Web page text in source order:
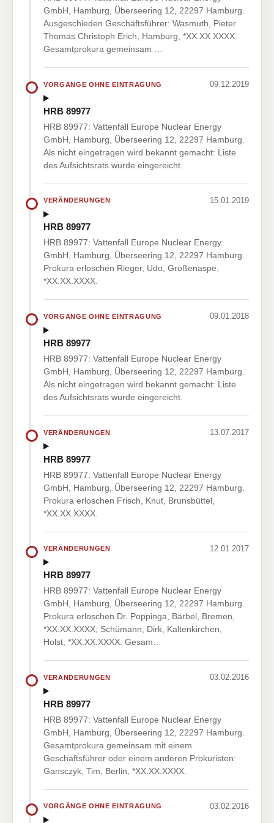
GmbH, Hamburg, Überseering 12, 22297 Hamburg.
Ausgeschieden Geschäftsführer: Wasmuth, Pieter
Thomas Christoph Erich, Hamburg, *XX.XX.XXXX.
Gesamtprokura gemeinsam …
VORGÄNGE OHNE EINTRAGUNG 09.12.2019
HRB 89977
HRB 89977: Vattenfall Europe Nuclear Energy
GmbH, Hamburg, Überseering 12, 22297 Hamburg.
Als nicht eingetragen wird bekannt gemacht: Liste
des Aufsichtsrats wurde eingereicht.
VERÄNDERUNGEN 15.01.2019
HRB 89977
HRB 89977: Vattenfall Europe Nuclear Energy
GmbH, Hamburg, Überseering 12, 22297 Hamburg.
Prokura erloschen Rieger, Udo, Großenaspe,
*XX.XX.XXXX.
VORGÄNGE OHNE EINTRAGUNG 09.01.2018
HRB 89977
HRB 89977: Vattenfall Europe Nuclear Energy
GmbH, Hamburg, Überseering 12, 22297 Hamburg.
Als nicht eingetragen wird bekannt gemacht: Liste
des Aufsichtsrats wurde eingereicht.
VERÄNDERUNGEN 13.07.2017
HRB 89977
HRB 89977: Vattenfall Europe Nuclear Energy
GmbH, Hamburg, Überseering 12, 22297 Hamburg.
Prokura erloschen Frisch, Knut, Brunsbüttel,
*XX.XX.XXXX.
VERÄNDERUNGEN 12.01.2017
HRB 89977
HRB 89977: Vattenfall Europe Nuclear Energy
GmbH, Hamburg, Überseering 12, 22297 Hamburg.
Prokura erloschen Dr. Poppinga, Bärbel, Bremen,
*XX.XX.XXXX; Schümann, Dirk, Kaltenkirchen,
Holst, *XX.XX.XXXX. Gesam…
VERÄNDERUNGEN 03.02.2016
HRB 89977
HRB 89977: Vattenfall Europe Nuclear Energy
GmbH, Hamburg, Überseering 12, 22297 Hamburg.
Gesamtprokura gemeinsam mit einem
Geschäftsführer oder einem anderen Prokuristen:
Gansczyk, Tim, Berlin, *XX.XX.XXXX.
VORGÄNGE OHNE EINTRAGUNG 03.02.2016